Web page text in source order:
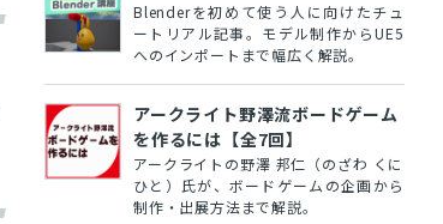
Blenderを初めて使う人に向けたチュ
ートリアル記事。モデル制作からUE5
へのインポートまで幅広く解説。
アークライト野澤流ボードゲーム
を作るには【全7回】
アークライトの野澤 邦仁（のざわ くに
ひと）氏が、ボードゲームの企画から
制作・出展方法まで解説。